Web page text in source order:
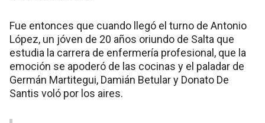
Fue entonces que cuando llegó el turno de Antonio
López, un jóven de 20 años oriundo de Salta que
estudia la carrera de enfermería profesional, que la
emoción se apoderó de las cocinas y el paladar de
Germán Martitegui, Damián Betular y Donato De
Santis voló por los aires.